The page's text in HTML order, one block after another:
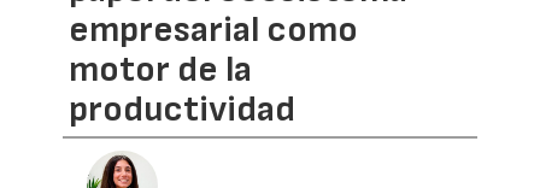
empresarial como
motor de la
productividad